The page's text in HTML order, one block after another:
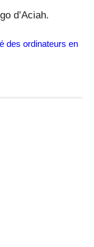
d’Aciah.
des ordinateurs en